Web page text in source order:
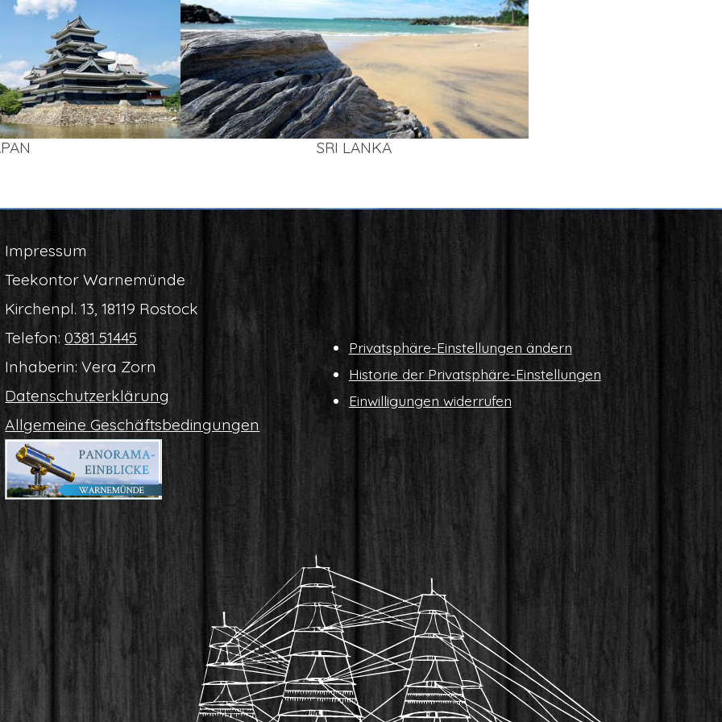
SRI LAN­KA
Impres­sum
Tee­kon­tor Warnemünde
Kir­chen­pl. 13, 18119 Rostock
Tele­fon:0381 51445
Inha­be­rin: Vera Zorn
Daten­schutz­er­klä­rung
All­ge­mei­ne Geschäftsbedingungen
Pri­vat­sphä­re-Ein­stel­lun­gen ändern
His­to­rie der Privatsphäre-Einstellungen
Ein­wil­li­gun­gen widerrufen